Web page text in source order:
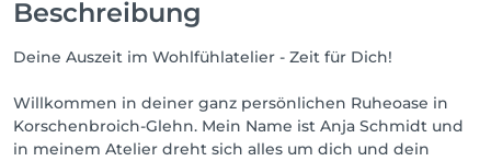
Beschreibung
Deine Auszeit im Wohlfühlatelier - Zeit für Dich!
Willkommen in deiner ganz persönlichen Ruheoase in
Korschenbroich-Glehn. Mein Name ist Anja Schmidt und
in meinem Atelier dreht sich alles um dich und dein